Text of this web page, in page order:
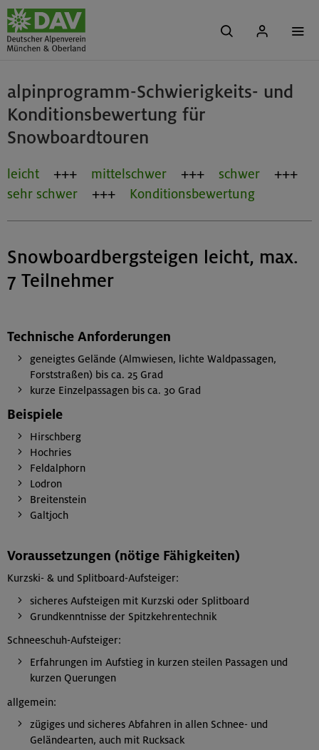
alpinprogramm-Schwierigkeits- und
Konditionsbewertung für
Snowboardtouren
leicht mittelschwer
schwer
sehr schwer
Konditionsbewertung
Snowboardbergsteigen leicht, max.
7 Teilnehmer
Technische Anforderungen
geneigtes Gelände (Almwiesen, lichte Waldpassagen,
Forststraßen) bis ca. 25 Grad
kurze Einzelpassagen bis ca. 30 Grad
Beispiele
Hirschberg
Hochries
Feldalphorn
Lodron
Breitenstein
Galtjoch
Voraussetzungen (nötige Fähigkeiten)
Kurzski- & und Splitboard-Aufsteiger:
sicheres Aufsteigen mit Kurzski oder Splitboard
Grundkenntnisse der Spitzkehrentechnik
Schneeschuh-Aufsteiger:
Erfahrungen im Aufstieg in kurzen steilen Passagen und
kurzen Querungen
allgemein:
zügiges und sicheres Abfahren in allen Schnee- und
Geländearten, auch mit Rucksack